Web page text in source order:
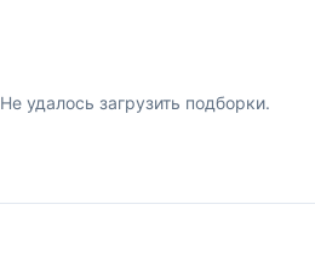
Не удалось загрузить подборки.